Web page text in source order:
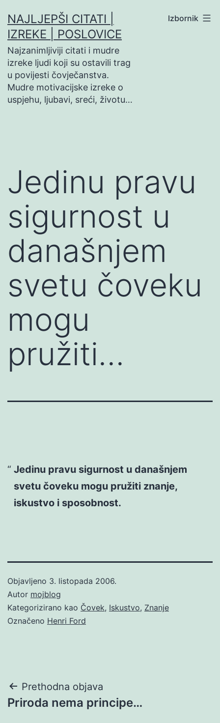
na
sadržaj
NAJLJEPŠI CITATI |
IZREKE | POSLOVICE
Najzanimljiviji citati i mudre
izreke ljudi koji su ostavili trag
u povijesti čovječanstva.
Mudre motivacijske izreke o
uspjehu, ljubavi, sreći, životu…
Izbornik
Jedinu pravu
sigurnost u
današnjem
svetu čoveku
mogu
pružiti…
Jedinu pravu sigurnost u današnjem
svetu čoveku mogu pružiti znanje,
iskustvo i sposobnost.
Objavljeno 3. listopada 2006.
Autor mojblog
Kategorizirano kao Čovek, Iskustvo, Znanje
Označeno Henri Ford
Navigacija
objava
Prethodna objava
Priroda nema principe…